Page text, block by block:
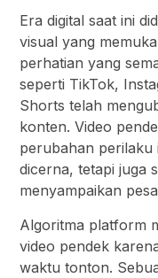
Era digital saat ini
visual yang
perhatian yang
seperti TikTok,
Shorts telah
konten. Video
perubahan perilaku
dicerna, tetapi juga
menyampaikan
Algoritma platform
video pendek
waktu tonton.